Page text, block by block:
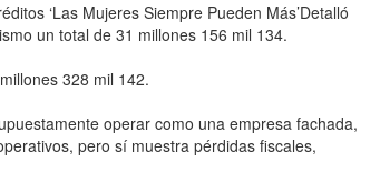
‘Las Mujeres Siempre Pueden Más’Detalló
un total de 31 millones 156 mil 134.
328 mil 142.
operar como una empresa fachada,
pero sí muestra pérdidas fiscales,